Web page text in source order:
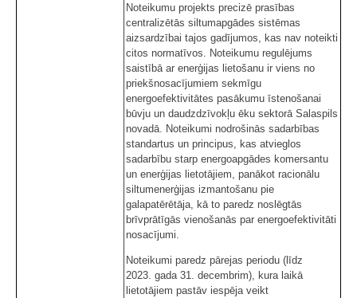
Noteikumu projekts precizē prasības
centralizētās siltumapgādes sistēmas
aizsardzībai tajos gadījumos, kas nav noteikti
citos normatīvos. Noteikumu regulējums
saistībā ar enerģijas lietošanu ir viens no
priekšnosacījumiem sekmīgu
energoefektivitātes pasākumu īstenošanai
būvju un daudzdzīvokļu ēku sektorā Salaspils
novadā. Noteikumi nodrošinās sadarbības
standartus un principus, kas atvieglos
sadarbību starp energoapgādes komersantu
un enerģijas lietotājiem, panākot racionālu
siltumenerģijas izmantošanu pie
galapatērētāja, kā to paredz noslēgtās
brīvprātīgās vienošanās par energoefektivitāti
nosacījumi.
Noteikumi paredz pārejas periodu (līdz
2023. gada 31. decembrim), kura laikā
lietotājiem pastāv iespēja veikt